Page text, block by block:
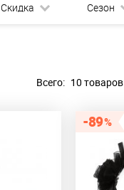
Скидка Сезон
Всего: 10 товаров
89